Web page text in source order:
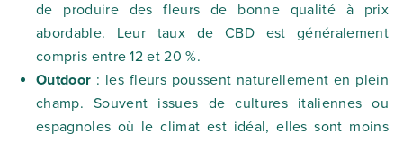
de produire des fleurs de bonne qualité à prix
abordable. Leur taux de CBD est généralement
compris entre 12 et 20 %.
Outdoor : les fleurs poussent naturellement en plein
champ. Souvent issues de cultures italiennes ou
espagnoles où le climat est idéal, elles sont moins